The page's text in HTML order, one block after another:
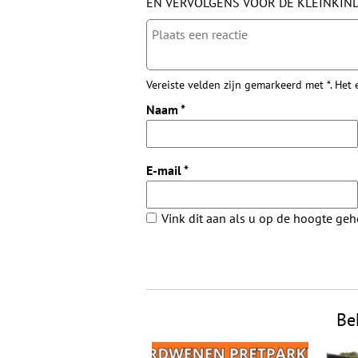
Vereiste velden zijn gemarkeerd met *.
Naam *
E-mail*
Vink dit aan als u op de hoogte